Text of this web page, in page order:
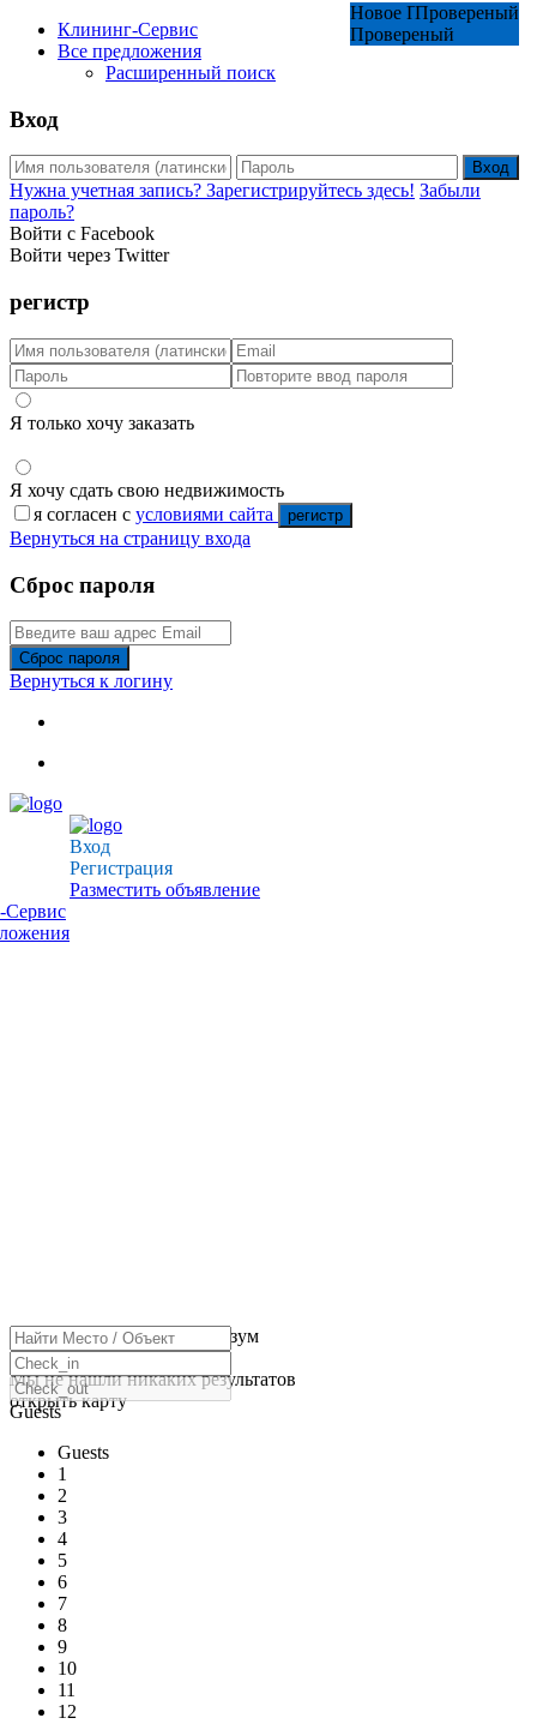
Клининг-Сервис
Все предложения
Расширенный поиск
Вход
Вход
Нужна учетная запись? Зарегистрируйтесь здесь! Забыли
пароль?
Войти с Facebook
Войти через Twitter
регистр
Я только хочу заказать
Я хочу сдать свою недвижимость
я согласен с условиями сайта регистр
Вернуться на страницу входа
Сброс пароля
Сброс пароля
Вернуться к логину
Вход
Регистрация
Разместить объявление
нажмите, чтобы включить зум
Загрузка карт
Мы не нашли никаких результатов
открыть карту
Guests
Guests
1
2
3
4
5
6
7
8
9
10
11
12
Новое Предложение
Новое Предложение
Провереный
Провереный
Провереный